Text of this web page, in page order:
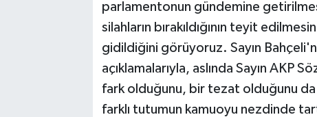
parlamentonun gündemine
silahların bırakıldığının teyit
gidildiğini görüyoruz. Sayın
açıklamalarıyla, aslında Sayın AKP
fark olduğunu, bir tezat olduğunu da
farklı tutumun kamuoyu nezdinde